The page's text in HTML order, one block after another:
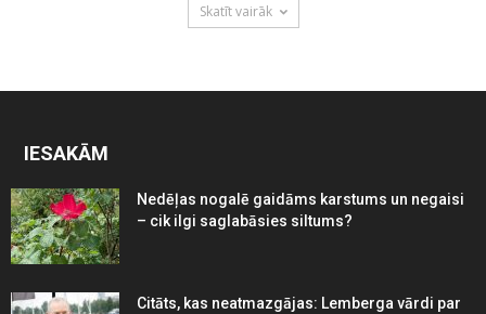
Skatīt vairāk
IESAKĀM
Nedēļas nogalē gaidāms karstums un negaisi
– cik ilgi saglabāsies siltums?
Citāts, kas neatmazgājas: Lemberga vārdi par